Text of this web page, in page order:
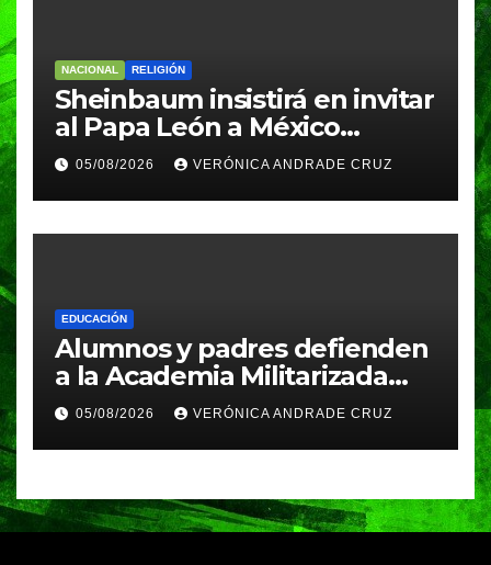
NACIONAL RELIGIÓN
Sheinbaum insistirá en invitar
al Papa León a México
durante su próxima gira por
América Latina
05/08/2026 VERÓNICA ANDRADE CRUZ
EDUCACIÓN
Alumnos y padres defienden
a la Academia Militarizada
Ignacio Zaragoza en Puebla;
piden a la SEP no cerrar el
plantel
05/08/2026 VERÓNICA ANDRADE CRUZ